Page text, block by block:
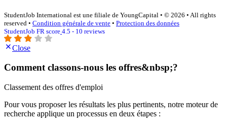
StudentJob International est une filiale de YoungCapital • © 2026 • All rights
reserved • Condition générale de vente • Protection des données
StudentJob FR score 4.5 - 10 reviews
Close
Comment classons-nous les offres&nbsp;?
Classement des offres d'emploi
Pour vous proposer les résultats les plus pertinents, notre moteur de
recherche applique un processus en deux étapes :